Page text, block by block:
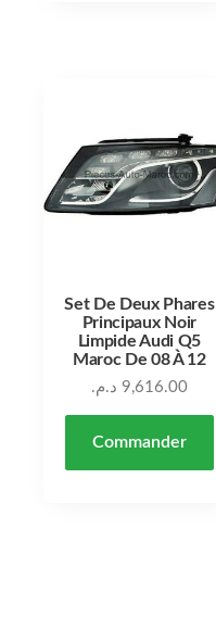
Set De Deux Phares
Principaux Noir
Limpide Audi Q5
Maroc De 08 À 12
9,616.00 د.م.
Commander